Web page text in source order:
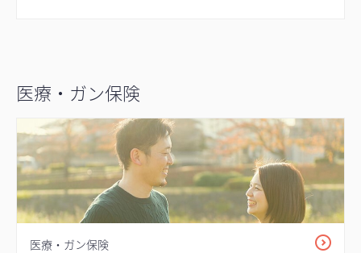
医療・ガン保険
医療・ガン保険